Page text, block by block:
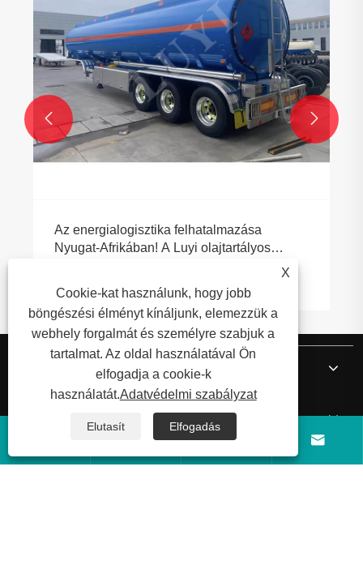
Az energialogisztika felhatalmazása
Nyugat-Afrikában! A Luyi olajtartályos
 
Hír
 
X
Cookie-kat használunk, hogy jobb
böngészési élményt kínáljunk, elemezzük a
webhely forgalmát és személyre szabjuk a
tartalmat. Az oldal használatával Ön
elfogadja a cookie-k
használatát.Adatvédelmi szabályzat
Elutasít Elfogadás